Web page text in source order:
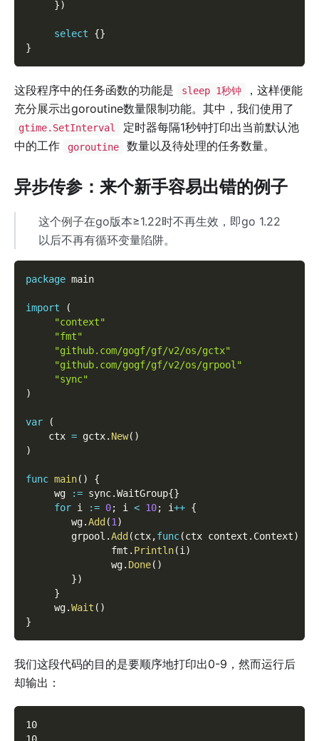
})
select {}
}
这段程序中的任务函数的功能是 sleep 1秒钟
，这样便能
充分展示出goroutine数量限制功能。其中，我们使用了
gtime.SetInterval
定时器每隔1秒钟打印出当前默认池
中的工作
goroutine 数量以及待处理的任务数量。
异步传参：来个新手容易出错的例子
这个例子在go版本≥1.22时不再生效，即go 1.22
以后不再有循环变量陷阱。
package main
import
(
"context"
"fmt"
"github.com/gogf/gf/v2/os/gctx"
"github.com/gogf/gf/v2/os/grpool"
"sync"
)
var
(
    ctx
= gctx. New( )
)
func main( )
{
     wg
:= sync.WaitGroup{}
for i := 0; i < 10; i++ {
        wg
.Add (1)
        grpool
.Add (ctx,func(ctx context . Context)
               fmt
. Println(i)
               wg
. Done( )
})
}
     wg
.Wait ( )
}
我们这段代码的目的是要顺序地打印出0-9，然而运行后
却输出：
10